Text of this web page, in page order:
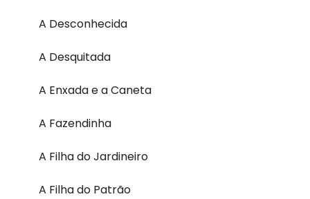
A Desconhecida
A Desquitada
A Enxada e a Caneta
A Fazendinha
A Filha do Jardineiro
A Filha do Patrão